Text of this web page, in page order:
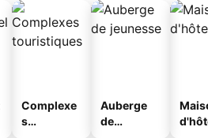
Complexe
s
Auberge
de